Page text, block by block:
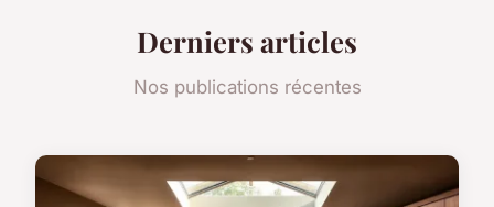
Derniers articles
Nos publications récentes